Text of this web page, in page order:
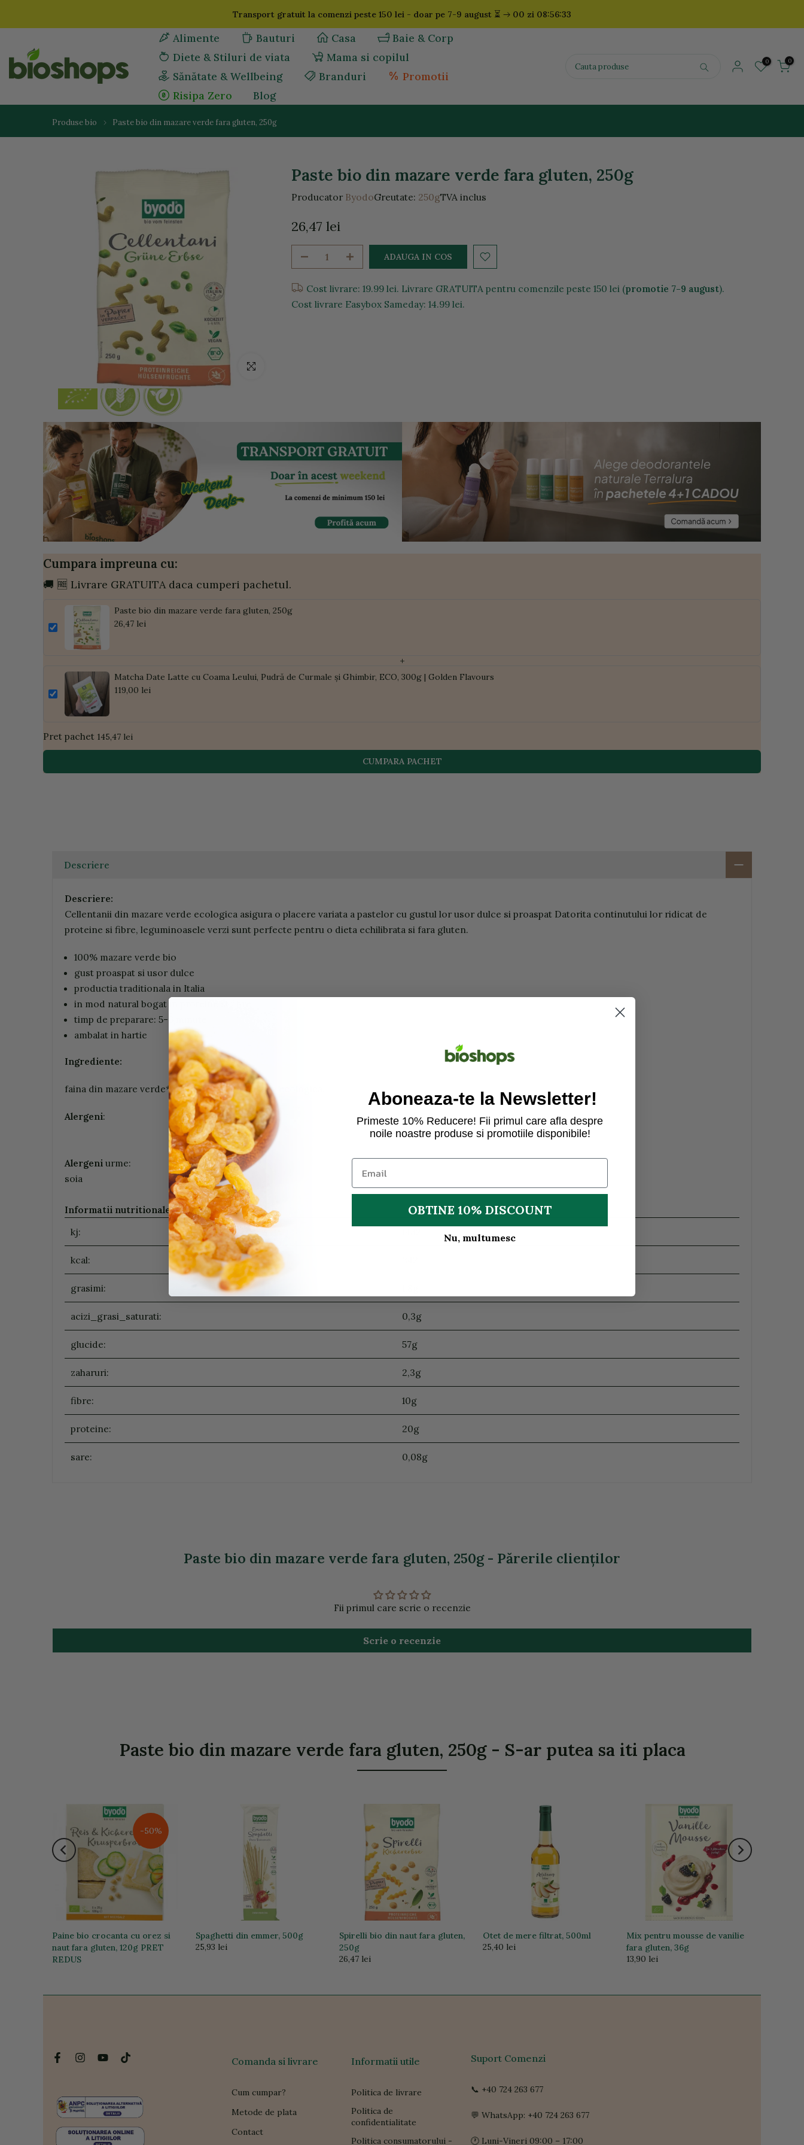
la
Transport gratuit la comenzi peste 150 lei - doar pe 7-9 august⏳ 00 zi 08:56:31
Alimente Bauturi Casa
Baie & Corp
Diete & Stiluri de viata
Mama si copilul
Sănătate & Wellbeing
Branduri
Promotii
Risipa Zero
Blog
0 0
Produse bio Paste bio din mazare verde fara gluten, 250g
Click pentru a mari
Paste bio din mazare verde fara gluten, 250g
Producator ByodoGreutate: 250gTVA inclus
26,47 lei
ADAUGA IN COS
Cost livrare: 19.99 lei. Livrare GRATUITA pentru comenzile peste 150 lei (promotie 7-9 august).
Cost livrare Easybox Sameday: 14.99 lei.
Cumpara impreuna cu:
🚚 🆓 Livrare GRATUITA daca cumperi pachetul.
Paste bio din mazare verde fara gluten, 250g
26,47 lei
+
Matcha Date Latte cu Coama Leului, Pudră de Curmale și Ghimbir, ECO, 300g | Golden Flavours
119,00 lei
Pret pachet 145,47 lei
CUMPARA PACHET
Descriere
Descriere:
Cellentanii din mazare verde ecologica asigura o placere variata a pastelor cu gustul lor usor dulce si proaspat Datorita continutului lor ridicat de
proteine si fibre, leguminoasele verzi sunt perfecte pentru o dieta echilibrata si fara gluten.
100% mazare verde bio
gust proaspat si usor dulce
productia traditionala in Italia
in mod natural bogat in proteine si fibre
timp de preparare: 5-6 minute
ambalat in hartie
Ingrediente:
faina din mazare verde*. *rpovin din agricultura ecologica.
Alergeni:
Alergeni urme:
soia
Informatii nutritionale (100g/ ml):
kj:
kcal:
grasimi:
acizi_grasi_saturati: 0,3g
glucide: 57g
zaharuri: 2,3g
fibre: 10g
proteine: 20g
sare: 0,08g
Paste bio din mazare verde fara gluten, 250g - Părerile clienţilor
Fii primul care scrie o recenzie
Scrie o recenzie
Paste bio din mazare verde fara gluten, 250g - S-ar putea sa iti placa
-50%
Paine bio crocanta cu orez si
naut fara gluten, 120g PRET
REDUS
Spaghetti din emmer, 500g
25,93 lei
Spirelli bio din naut fara gluten,
250g
26,47 lei
Otet de mere filtrat, 500ml
25,40 lei
Mix pentru mousse de vanilie
fara gluten, 36g
13,90 lei
Comanda si livrare
Cum cumpar?
Metode de plata
Contact
Informatii utile
Politica de livrare
Politica de
confidentialitate
Politica consumatorului -
Suport Comenzi
📞 +40 724 263 677
💬 WhatsApp: +40 724 263 677
🕐 Luni-Vineri 09:00 – 17:00
Aboneaza-te la Newsletter!
Primeste 10% Reducere! Fii primul care afla despre
noile noastre produse si promotiile disponibile!
OBTINE 10% DISCOUNT
Nu, multumesc